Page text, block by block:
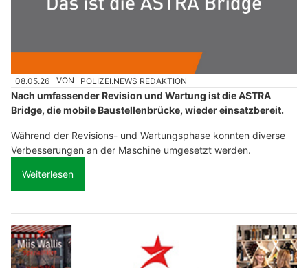
08.05.26 VON POLIZEI.NEWS REDAKTION
Nach umfassender Revision und Wartung ist die ASTRA
Bridge, die mobile Baustellenbrücke, wieder einsatzbereit.
Während der Revisions- und Wartungsphase konnten diverse
Verbesserungen an der Maschine umgesetzt werden.
Weiterlesen